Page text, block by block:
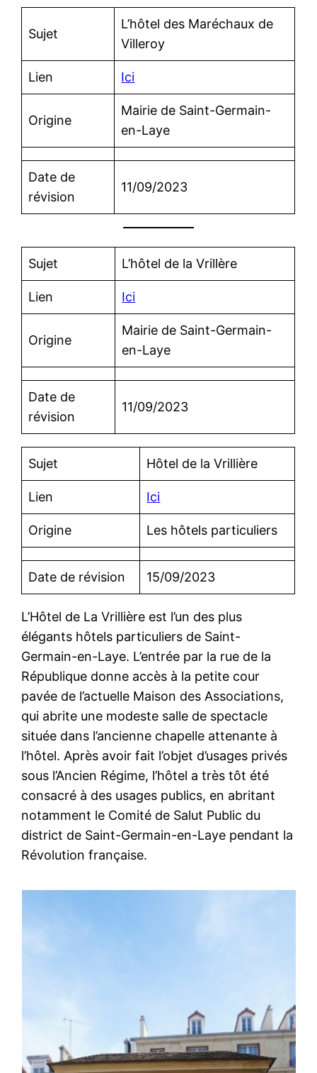
Sujet
L’hôtel des Maréchaux de
Villeroy
Lien Ici
Origine
Mairie de Saint-Germain-
en-Laye
Date de
révision
11/09/2023
Sujet L’hôtel de la Vrillère
Lien Ici
Origine
Mairie de Saint-Germain-
en-Laye
Date de
révision
11/09/2023
Sujet Hôtel de la Vrillière
Lien Ici
Origine Les hôtels particuliers
Date de révision 15/09/2023
L’Hôtel de La Vrillière est l’un des plus
élégants hôtels particuliers de Saint-
Germain-en-Laye. L’entrée par la rue de la
République donne accès à la petite cour
pavée de l’actuelle Maison des Associations,
qui abrite une modeste salle de spectacle
située dans l’ancienne chapelle attenante à
l’hôtel. Après avoir fait l’objet d’usages privés
sous l’Ancien Régime, l’hôtel a très tôt été
consacré à des usages publics, en abritant
notamment le Comité de Salut Public du
district de Saint-Germain-en-Laye pendant la
Révolution française.